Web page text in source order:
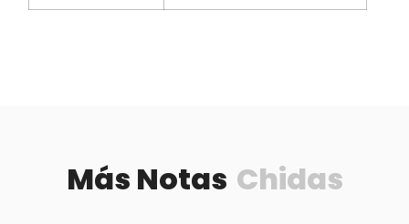
Más Notas Chidas